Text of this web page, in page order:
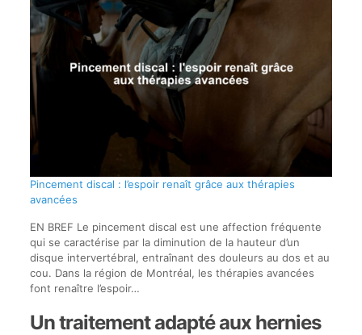
Pincement discal : l’espoir renaît grâce aux thérapies
avancées
EN BREF Le pincement discal est une affection fréquente
qui se caractérise par la diminution de la hauteur d’un
disque intervertébral, entraînant des douleurs au dos et au
cou. Dans la région de Montréal, les thérapies avancées
font renaître l’espoir…
Un traitement adapté aux hernies